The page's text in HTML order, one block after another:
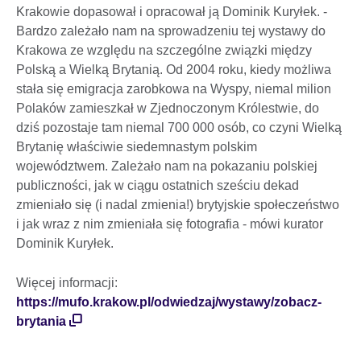
Krakowie dopasował i opracował ją Dominik Kuryłek. -
Bardzo zależało nam na sprowadzeniu tej wystawy do
Krakowa ze względu na szczególne związki między
Polską a Wielką Brytanią. Od 2004 roku, kiedy możliwa
stała się emigracja zarobkowa na Wyspy, niemal milion
Polaków zamieszkał w Zjednoczonym Królestwie, do
dziś pozostaje tam niemal 700 000 osób, co czyni Wielką
Brytanię właściwie siedemnastym polskim
województwem. Zależało nam na pokazaniu polskiej
publiczności, jak w ciągu ostatnich sześciu dekad
zmieniało się (i nadal zmienia!) brytyjskie społeczeństwo
i jak wraz z nim zmieniała się fotografia - mówi kurator
Dominik Kuryłek.
Więcej informacji:
https://mufo.krakow.pl/odwiedzaj/wystawy/zobacz-
brytania